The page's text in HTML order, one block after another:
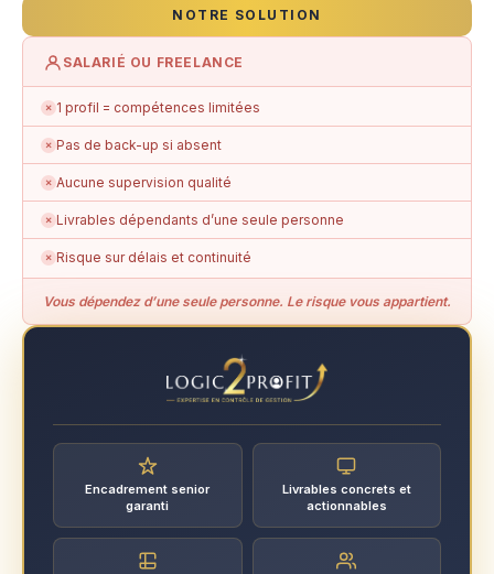
NOTRE SOLUTION
SALARIÉ OU FREELANCE
✗ 1 profil = compétences limitées
✗ Pas de back-up si absent
✗ Aucune supervision qualité
✗ Livrables dépendants d’une seule personne
✗ Risque sur délais et continuité
Vous dépendez d’une seule personne. Le risque vous appartient.
Encadrement senior
garanti
Livrables concrets et
actionnables